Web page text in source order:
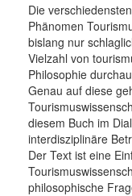
Die
Phänomen
bislang nur
Vielzahl von
Philosophie
Genau auf diese
diesem Buch im
interdisziplinäre
Der Text ist eine
philosophische